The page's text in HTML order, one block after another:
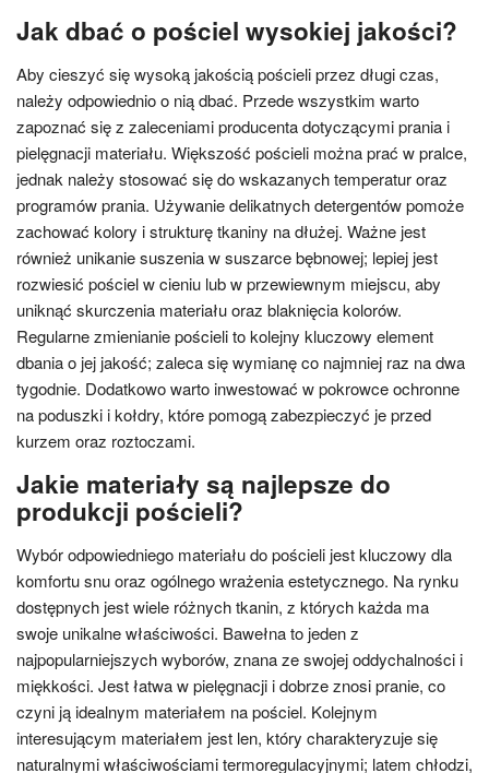
Jak dbać o pościel wysokiej jakości?
Aby cieszyć się wysoką jakością pościeli przez długi czas,
należy odpowiednio o nią dbać. Przede wszystkim warto
zapoznać się z zaleceniami producenta dotyczącymi prania i
pielęgnacji materiału. Większość pościeli można prać w pralce,
jednak należy stosować się do wskazanych temperatur oraz
programów prania. Używanie delikatnych detergentów pomoże
zachować kolory i strukturę tkaniny na dłużej. Ważne jest
również unikanie suszenia w suszarce bębnowej; lepiej jest
rozwiesić pościel w cieniu lub w przewiewnym miejscu, aby
uniknąć skurczenia materiału oraz blaknięcia kolorów.
Regularne zmienianie pościeli to kolejny kluczowy element
dbania o jej jakość; zaleca się wymianę co najmniej raz na dwa
tygodnie. Dodatkowo warto inwestować w pokrowce ochronne
na poduszki i kołdry, które pomogą zabezpieczyć je przed
kurzem oraz roztoczami.
Jakie materiały są najlepsze do
produkcji pościeli?
Wybór odpowiedniego materiału do pościeli jest kluczowy dla
komfortu snu oraz ogólnego wrażenia estetycznego. Na rynku
dostępnych jest wiele różnych tkanin, z których każda ma
swoje unikalne właściwości. Bawełna to jeden z
najpopularniejszych wyborów, znana ze swojej oddychalności i
miękkości. Jest łatwa w pielęgnacji i dobrze znosi pranie, co
czyni ją idealnym materiałem na pościel. Kolejnym
interesującym materiałem jest len, który charakteryzuje się
naturalnymi właściwościami termoregulacyjnymi; latem chłodzi,